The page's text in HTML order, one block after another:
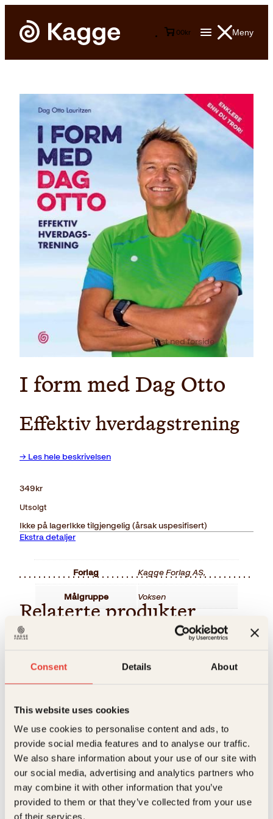
Consent Details About
This website uses cookies
We use cookies to personalise content and ads, to
provide social media features and to analyse our traffic.
We also share information about your use of our site with
our social media, advertising and analytics partners who
may combine it with other information that you’ve
provided to them or that they’ve collected from your use
of their services.
Meny
00kr
Last ned forside
I form med Dag Otto
Effektiv hverdagstrening
→ Les hele beskrivelsen
349kr
Utsolgt
Ikke på lagerIkke tilgjengelig (årsak uspesifisert)
Ekstra detaljer
Forlag Kagge Forlag AS,
Målgruppe Voksen
Utgivelsesår 2015
Litteraturtype Faglitteratur
Vekt 0.75 kg
Dimensjoner 2.00 × 21.00 × 23.30 cm
Relaterte produkter
H
Høysangen Erik Jalland, Lars Barmen
Barmens grill
Innbundet399 krLes mer